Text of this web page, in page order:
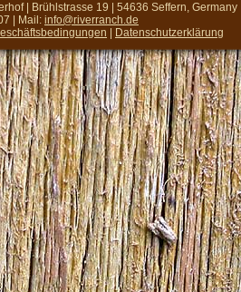
| Brühlstrasse 19 | 54636 Seffern, Germany
| Mail: info@riverranch.de
Datenschutzerklärung